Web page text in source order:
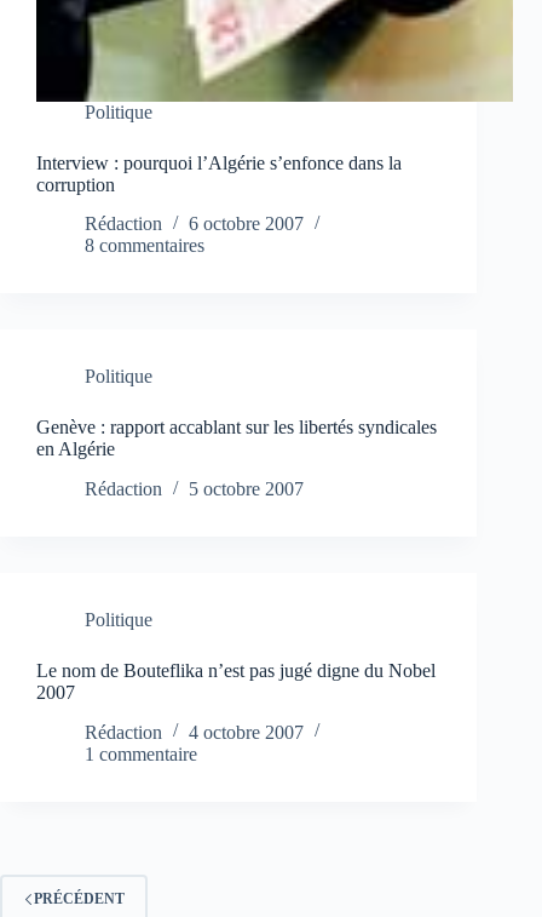
Politique
Interview : pourquoi l’Algérie s’enfonce dans la
corruption
Rédaction
6 octobre 2007
8 commentaires
Politique
Genève : rapport accablant sur les libertés syndicales
en Algérie
Rédaction
5 octobre 2007
Politique
Le nom de Bouteflika n’est pas jugé digne du Nobel
2007
Rédaction
4 octobre 2007
1 commentaire
PRÉCÉDENT